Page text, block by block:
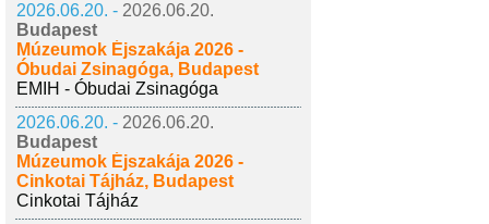
2026.06.20. - 2026.06.20.
Budapest
Múzeumok Éjszakája 2026 -
Óbudai Zsinagóga, Budapest
EMIH - Óbudai Zsinagóga
2026.06.20. - 2026.06.20.
Budapest
Múzeumok Éjszakája 2026 -
Cinkotai Tájház, Budapest
Cinkotai Tájház